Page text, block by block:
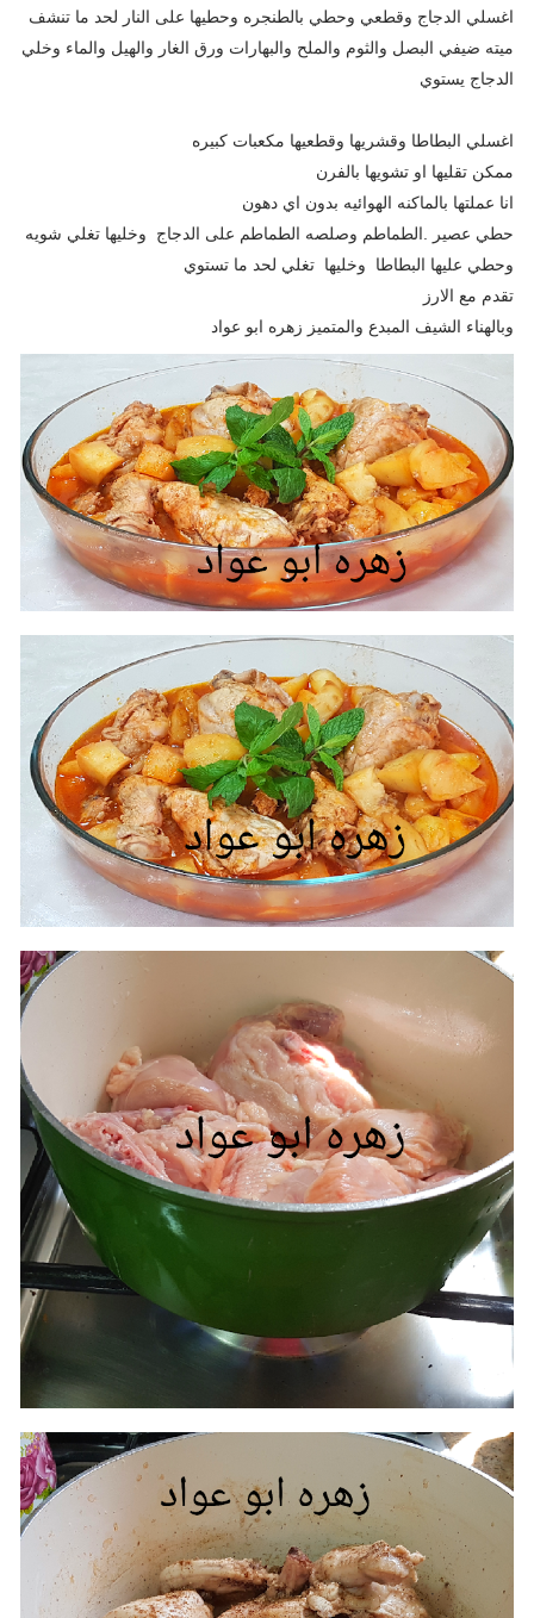
اغسلي الدجاج وقطعي وحطي بالطنجره وحطيها على النار لحد ما تنشف
ميته ضيفي البصل والثوم والملح والبهارات ورق الغار والهيل والماء وخلي
الدجاج يستوي
اغسلي البطاطا وقشريها وقطعيها مكعبات كبيره
ممكن تقليها او تشويها بالفرن
انا عملتها بالماكنه الهوائيه بدون اي دهون
حطي عصير .الطماطم وصلصه الطماطم على الدجاج وخليها تغلي شويه
وحطي عليها البطاطا وخليها تغلي لحد ما تستوي
تقدم مع الارز
وبالهناء الشيف المبدع والمتميز زهره ابو عواد